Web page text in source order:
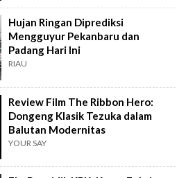
Hujan Ringan Diprediksi
Mengguyur Pekanbaru dan
Padang Hari Ini
RIAU
Review Film The Ribbon Hero:
Dongeng Klasik Tezuka dalam
Balutan Modernitas
YOUR SAY